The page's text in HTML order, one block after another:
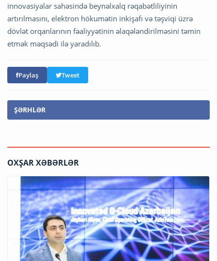
innovasiyalar sahəsində beynəlxalq rəqabətliliyinin
artırılmasını, elektron hökumətin inkişafı və təşviqi üzrə
dövlət orqanlarının fəaliyyətinin əlaqələndirilməsini təmin
etmək məqsədi ilə yaradılıb.
Paylaş Tweet
ŞƏRHLƏR
OXŞAR XƏBƏRLƏR